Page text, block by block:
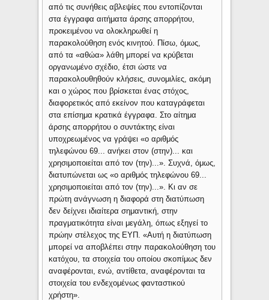
από τις συνήθεις αβλεψίες που εντοπίζονται
στα έγγραφα αιτήματα άρσης απορρήτου,
προκειμένου να ολοκληρωθεί η
παρακολούθηση ενός κινητού. Πίσω, όμως,
από τα «αθώα» λάθη μπορεί να κρύβεται
οργανωμένο σχέδιο, έτσι ώστε να
παρακολουθηθούν κλήσεις, συνομιλίες, ακόμη
και ο χώρος που βρίσκεται ένας στόχος,
διαφορετικός από εκείνον που καταγράφεται
στα επίσημα κρατικά έγγραφα. Στο αίτημα
άρσης απορρήτου ο συντάκτης είναι
υποχρεωμένος να γράψει «ο αριθμός
τηλεφώνου 69... ανήκει στον (στην)... και
χρησιμοποιείται από τον (την)...». Συχνά, όμως,
διατυπώνεται ως «ο αριθμός τηλεφώνου 69...
χρησιμοποιείται από τον (την)...». Κι αν σε
πρώτη ανάγνωση η διαφορά στη διατύπωση
δεν δείχνει ιδιαίτερα σημαντική, στην
πραγματικότητα είναι μεγάλη, όπως εξηγεί το
πρώην στέλεχος της ΕΥΠ. «Αυτή η διατύπωση
μπορεί να αποβλέπει στην παρακολούθηση του
κατόχου, τα στοιχεία του οποίου σκοπίμως δεν
αναφέρονται, ενώ, αντίθετα, αναφέρονται τα
στοιχεία του ενδεχομένως φανταστικού
χρήστη».